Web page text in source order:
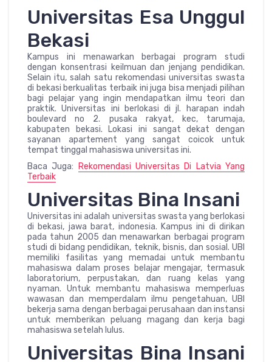
Universitas Esa Unggul
Bekasi
Kampus ini menawarkan berbagai program studi
dengan konsentrasi keilmuan dan jenjang pendidikan.
Selain itu, salah satu rekomendasi universitas swasta
di bekasi berkualitas terbaik ini juga bisa menjadi pilihan
bagi pelajar yang ingin mendapatkan ilmu teori dan
praktik. Universitas ini berlokasi di jl. harapan indah
boulevard no 2. pusaka rakyat, kec, tarumaja,
kabupaten bekasi. Lokasi ini sangat dekat dengan
sayanan apartement yang sangat coicok untuk
tempat tinggal mahasiswa universitas ini.
Baca Juga:
Rekomendasi Universitas Di Latvia Yang
Terbaik
Universitas Bina Insani
Universitas ini adalah universitas swasta yang berlokasi
di bekasi, jawa barat, indonesia. Kampus ini di dirikan
pada tahun 2005 dan menawarkan berbagai program
studi di bidang pendidikan, teknik, bisnis, dan sosial. UBI
memiliki fasilitas yang memadai untuk membantu
mahasiswa dalam proses belajar mengajar, termasuk
laboratorium, perpustakan, dan ruang kelas yang
nyaman. Untuk membantu mahasiswa memperluas
wawasan dan memperdalam ilmu pengetahuan, UBI
bekerja sama dengan berbagai perusahaan dan instansi
untuk memberikan peluang magang dan kerja bagi
mahasiswa setelah lulus.
Universitas Bina Insani